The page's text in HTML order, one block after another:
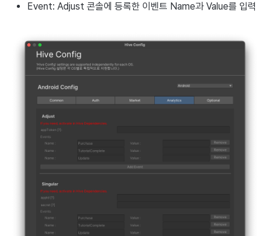
Event: Adjust 콘솔에 등록한 이벤트 Name과 Value를 입력